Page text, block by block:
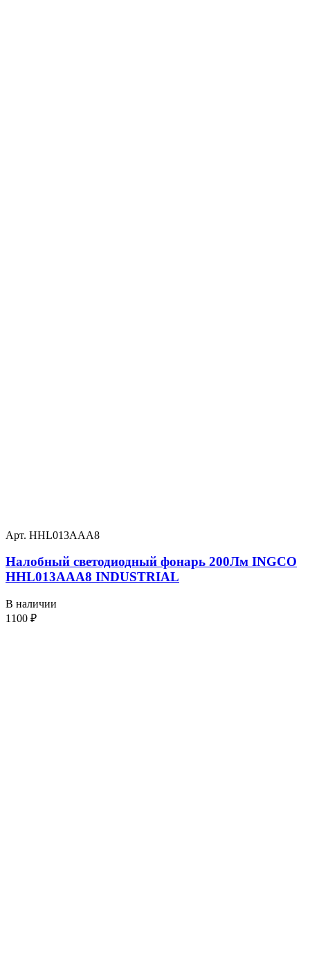
Арт. HHL013AAA8
Налобный светодиодный фонарь 200Лм INGCO
HHL013AAA8 INDUSTRIAL
В наличии
1100 ₽